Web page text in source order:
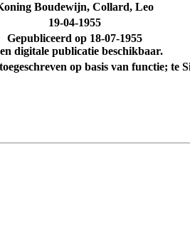
Boudewijn, Collard, Leo
19-04-1955
Gepubliceerd op 18-07-1955
digitale publicatie beschikbaar.
op basis van functie; te